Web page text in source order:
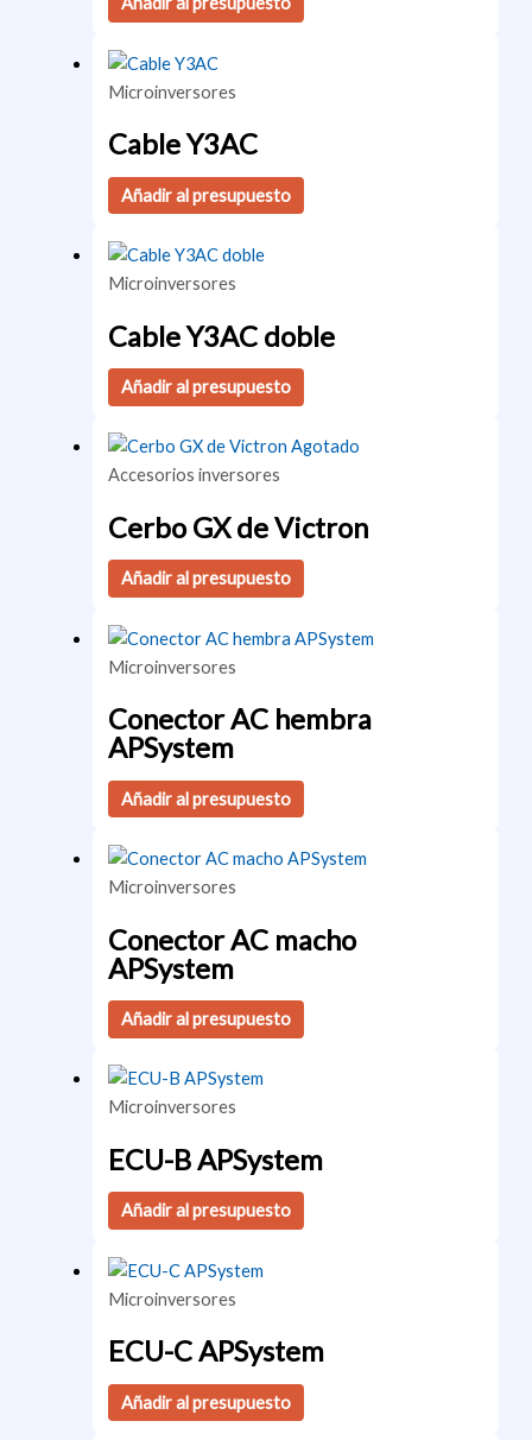
Microinversores
Cable Y3AC
Añadir al presupuesto
Microinversores
Cable Y3AC doble
Añadir al presupuesto
Agotado
Accesorios inversores
Cerbo GX de Victron
Añadir al presupuesto
Microinversores
Conector AC hembra
APSystem
Añadir al presupuesto
Microinversores
Conector AC macho
APSystem
Añadir al presupuesto
Microinversores
ECU-B APSystem
Añadir al presupuesto
Microinversores
ECU-C APSystem
Añadir al presupuesto